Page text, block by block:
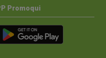
Promoqui